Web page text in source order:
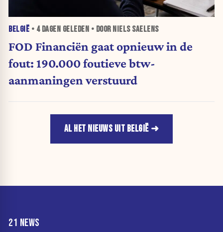
BELGIË • 4 DAGEN GELEDEN • DOOR NIELS SAELENS
FOD Financiën gaat opnieuw in de
fout: 190.000 foutieve btw-
aanmaningen verstuurd
AL HET NIEUWS UIT BELGIË
21 NEWS